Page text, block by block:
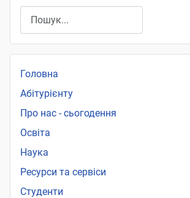
Головна
Абітурієнту
Про нас - сьогодення
Освіта
Наука
Ресурси та сервіси
Студенти